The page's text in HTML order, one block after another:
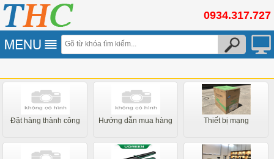
0934.317.727
Đặt hàng thành công Hướng dẫn mua hàng Thiết bị mạng